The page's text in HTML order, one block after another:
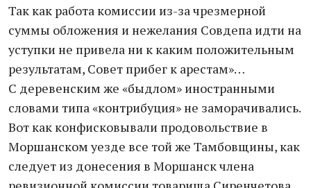
Так как работа комиссии из-за чрезмерной
суммы обложения и нежелания Совдепа идти на
уступки не привела ни к каким положительным
результатам, Совет прибег к арестам»…
С деревенским же «быдлом» иностранными
словами типа «контрибуция» не заморачивались.
Вот как конфисковывали продовольствие в
Моршанском уезде все той же Тамбовщины, как
следует из донесения в Моршанск члена